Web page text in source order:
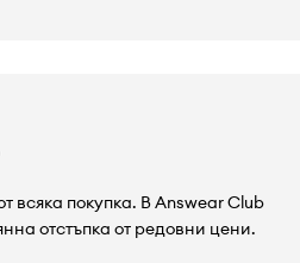
всяка покупка. В Answear Club
отстъпка от редовни цени.